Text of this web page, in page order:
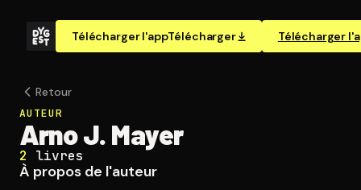
Télécharger l'appTélécharger Télécharger
Retour
AUTEUR
Arno J. Mayer
2 livres
À propos de l'auteur